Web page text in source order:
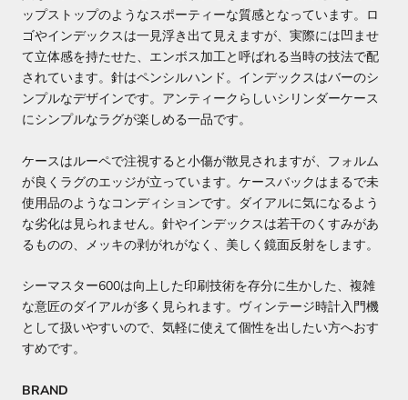
ップストップのようなスポーティーな質感となっています。ロ
ゴやインデックスは一見浮き出て見えますが、実際には凹ませ
て立体感を持たせた、エンボス加工と呼ばれる当時の技法で配
されています。針はペンシルハンド。インデックスはバーのシ
ンプルなデザインです。アンティークらしいシリンダーケース
にシンプルなラグが楽しめる一品です。
ケースはルーペで注視すると小傷が散見されますが、フォルム
が良くラグのエッジが立っています。ケースバックはまるで未
使用品のようなコンディションです。ダイアルに気になるよう
な劣化は見られません。針やインデックスは若干のくすみがあ
るものの、メッキの剥がれがなく、美しく鏡面反射をします。
シーマスター600は向上した印刷技術を存分に生かした、複雑
な意匠のダイアルが多く見られます。ヴィンテージ時計入門機
として扱いやすいので、気軽に使えて個性を出したい方へおす
すめです。
BRAND